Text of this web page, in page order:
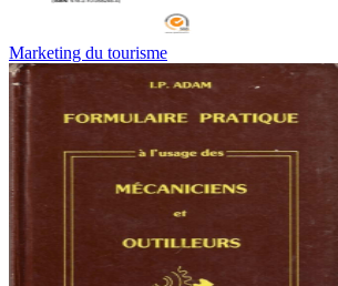
Marketing du tourisme